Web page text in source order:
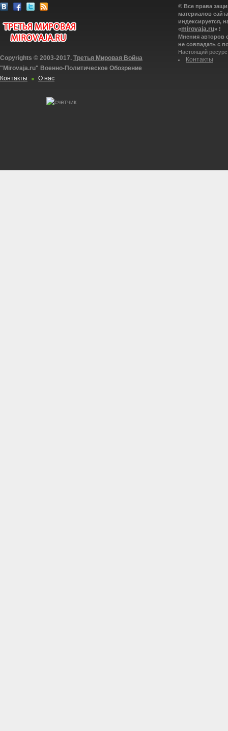
Copyrights © 2003-2017. Третья Мировая Война
"Mirovaja.ru" Военно-Политическое Обозрение
Контакты
О нас
© Все права
материалов
индексируется,
«mirovaja.ru» !
Мнения авторов
не совпадать с
Настоящий
Контакты